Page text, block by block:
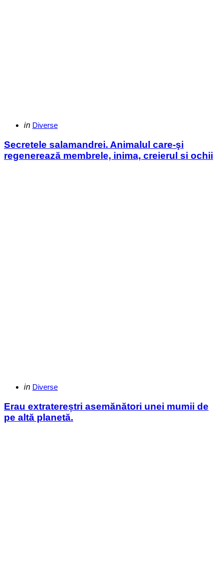
Categories
Posted
in Diverse
Secretele salamandrei. Animalul care-şi
regenerează membrele, inima, creierul si ochii
Categories
Posted
in Diverse
Erau extratereștri asemănători unei mumii de
pe altă planetă.